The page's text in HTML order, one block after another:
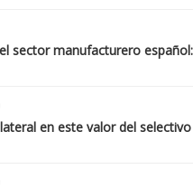
sector manufacturero español:
en este valor del selectivo